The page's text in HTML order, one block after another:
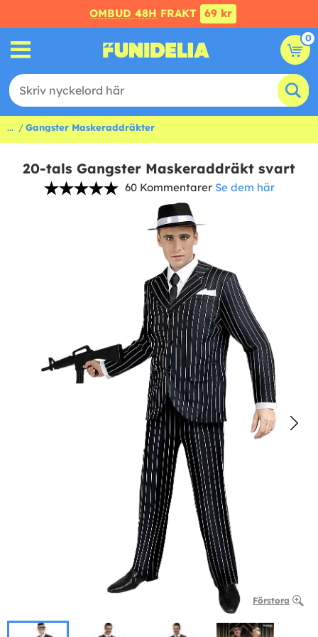
OMBUD 48H FRAKT 69 kr
0
... Gangster Maskeraddräkter
20-tals Gangster Maskeraddräkt svart
60 Kommentarer Se dem här
Förstora